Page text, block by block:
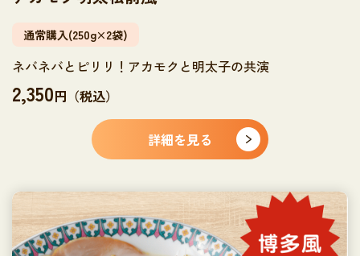
通常購入(250g×2袋)
ネバネバとピリリ！アカモクと明太子の共演
2,350円（税込）
詳細を見る